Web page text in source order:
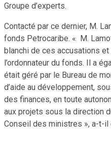
Groupe d’experts.
Contacté par ce dernier, M.
fonds Petrocaribe. « M.
blanchi de ces accusations et
l’ordonnateur du fonds. Il a
était géré par le Bureau de
d’aide au développement,
des finances, en toute
aux projets sous la direction
Conseil des ministres », a-t-il